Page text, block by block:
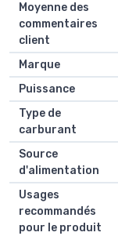
Moyenne des
commentaires
client
Marque
Puissance
Type de
carburant
Source
d'alimentation
Usages
recommandés
pour le produit